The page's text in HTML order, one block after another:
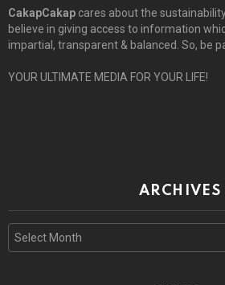
CakapCakap cares about the
believe in giving access to information
impartial, transparent & balanced. So, be
YOUR ULTIMATE MEDIA FOR YOUR LIFE!
ARCHIVES
Archives